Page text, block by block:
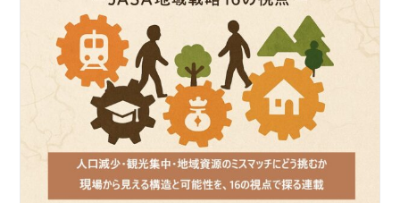
戦
略
16
の
視
点
【視
点
３】
「自
治
体